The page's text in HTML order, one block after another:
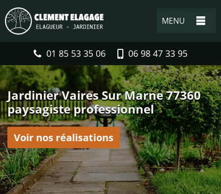
MENU
01 85 53 35 06 06 98 47 33 95
Jardinier Vaires Sur Marne 77360
paysagiste professionnel
Voir nos réalisations